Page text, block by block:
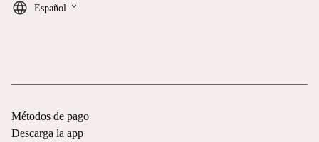
Español keyboard_arrow_down
Métodos de pago
Descarga la app